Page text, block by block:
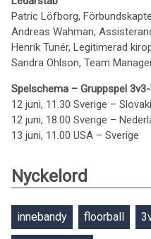
Patric Löfborg,
Andreas Wahman,
Henrik Tunér, Legitimerad
Sandra Ohlson, Team
Spelschema – Gruppspel
12 juni, 11.30 Sverige –
12 juni, 18.00 Sverige –
13 juni, 11.00 USA – Sverige
Nyckelord
innebandy floorball